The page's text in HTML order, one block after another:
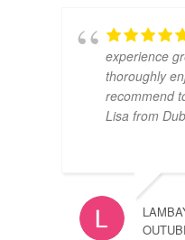
experience
thoroughly
recommend
Lisa from